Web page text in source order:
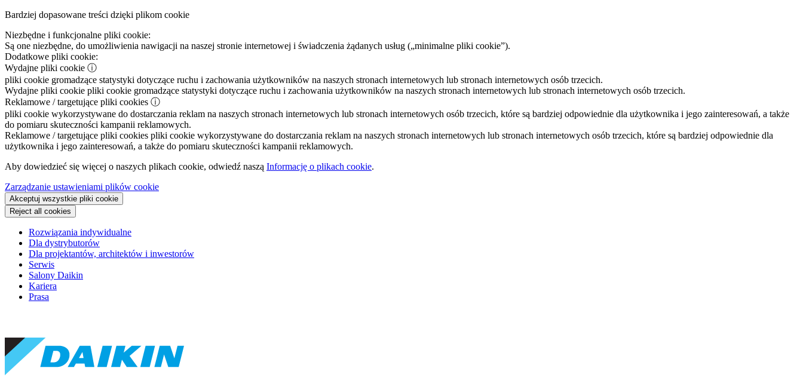
Bardziej dopasowane treści dzięki plikom cookie
Niezbędne i funkcjonalne pliki cookie:
Są one niezbędne, do umożliwienia nawigacji na naszej stronie internetowej i świadczenia żądanych usług („minimalne pliki cookie”).
Dodatkowe pliki cookie:
Wydajne pliki cookie ⓘ
pliki cookie gromadzące statystyki dotyczące ruchu i zachowania użytkowników na naszych stronach internetowych lub stronach internetowych osób trzecich.
Wydajne pliki cookie pliki cookie gromadzące statystyki dotyczące ruchu i zachowania użytkowników na naszych stronach internetowych lub stronach internetowych osób trzecich.
Reklamowe / targetujące pliki cookies ⓘ
pliki cookie wykorzystywane do dostarczania reklam na naszych stronach internetowych lub stronach internetowych osób trzecich, które są bardziej odpowiednie dla użytkownika i jego zainteresowań, a także
do pomiaru skuteczności kampanii reklamowych.
Reklamowe / targetujące pliki cookies pliki cookie wykorzystywane do dostarczania reklam na naszych stronach internetowych lub stronach internetowych osób trzecich, które są bardziej odpowiednie dla
użytkownika i jego zainteresowań, a także do pomiaru skuteczności kampanii reklamowych.
Aby dowiedzieć się więcej o naszych plikach cookie, odwiedź naszą Informację o plikach cookie.
Zarządzanie ustawieniami plików cookie
Akceptuj wszystkie pliki cookie
Reject all cookies
Rozwiązania indywidualne
Dla dystrybutorów
Dla projektantów, architektów i inwestorów
Serwis
Salony Daikin
Kariera
Prasa